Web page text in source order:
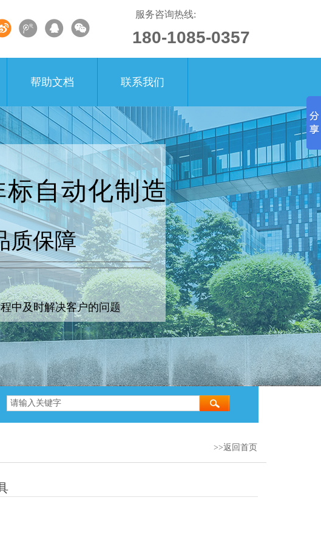
服务咨询热线:
180-1085-0357
帮助文档 联系我们
标自动化制造
质保障
中及时解决客户的问题
>>返回首页